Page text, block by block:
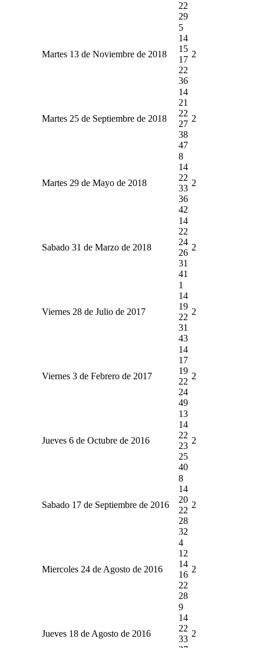
22
29
Martes 13 de Noviembre de 2018
5
14
15
17
22
36
2
Martes 25 de Septiembre de 2018
14
21
22
27
38
47
2
Martes 29 de Mayo de 2018
8
14
22
33
36
42
2
Sabado 31 de Marzo de 2018
14
22
24
26
31
41
2
Viernes 28 de Julio de 2017
1
14
19
22
31
43
2
Viernes 3 de Febrero de 2017
14
17
19
22
24
49
2
Jueves 6 de Octubre de 2016
13
14
22
23
25
40
2
Sabado 17 de Septiembre de 2016
8
14
20
22
28
32
2
Miercoles 24 de Agosto de 2016
4
12
14
16
22
28
2
Jueves 18 de Agosto de 2016
9
14
22
33
2